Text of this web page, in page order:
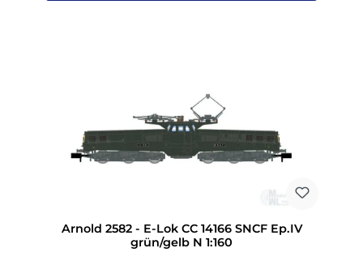
Arnold 2582 - E-Lok CC 14166 SNCF Ep.IV
grün/gelb N 1:160